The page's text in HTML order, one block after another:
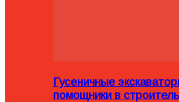
Гусеничные
помощники в